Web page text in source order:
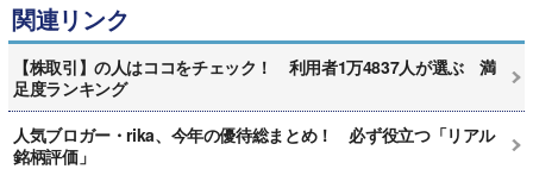
関連リンク
【株取引】の人はココをチェック！ 利用者1万4837人が選ぶ 満
足度ランキング
人気ブロガー・rika、今年の優待総まとめ！ 必ず役立つ「リアル
銘柄評価」